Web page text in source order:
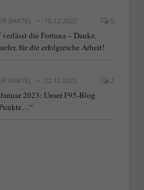
BARTEL 10.12.2022 5
die Fortuna – Danke,
für die erfolgreiche Arbeit!
BARTEL 22.12.2022 2
2023: Unser F95-Blog